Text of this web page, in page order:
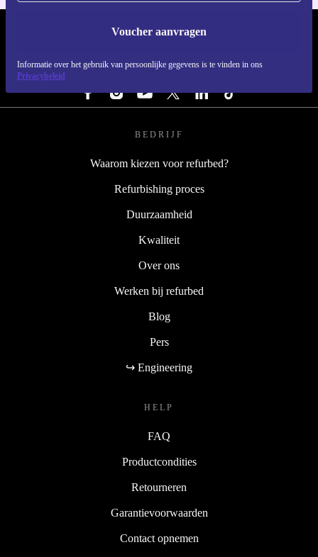
Voucher aanvragen
Informatie over het gebruik van persoonlijke gegevens is te vinden in ons
Privacybeleid
REFURBED NEDERLAND - RETHINK NEW.
VOLG ONS
BEDRIJF
Waarom kiezen voor refurbed?
Refurbishing proces
Duurzaamheid
Kwaliteit
Over ons
Werken bij refurbed
Blog
Pers
↪ Engineering
HELP
FAQ
Productcondities
Retourneren
Garantievoorwaarden
Contact opnemen